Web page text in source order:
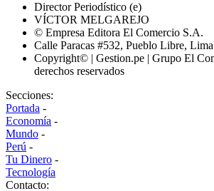
Director Periodístico (e)
VÍCTOR MELGAREJO
© Empresa Editora El Comercio S.A.
Calle Paracas #532, Pueblo Libre,
Copyright© | Gestion.pe | Grupo El
derechos reservados
Secciones:
Portada -
Economía -
Mundo -
Perú -
Tu Dinero -
Tecnología
Contacto: